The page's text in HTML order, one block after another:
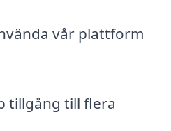
vår plattform
tillgång till flera